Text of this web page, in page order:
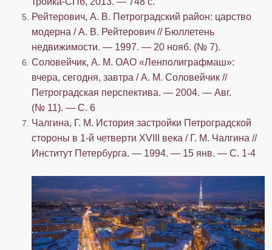
Рейтерович, А. В. Петроградский район: царство
модерна / А. В. Рейтерович // Бюллетень
недвижимости. — 1997. — 20 нояб. (№ 7).
Соловейчик, А. М. ОАО «Ленполиграфмаш»:
вчера, сегодня, завтра / А. М. Соловейчик //
Петроградская перспектива. — 2004. — Авг.
(№ 11). — С. 6
Чалгина, Г. М. История застройки Петроградской
стороны в 1-й четверти ХVIII века / Г. М. Чалгина //
Институт Петербурга. — 1994. — 15 янв. — С. 1-4